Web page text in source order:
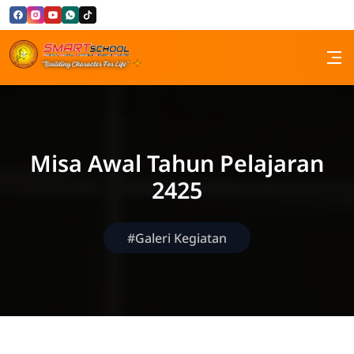
Skip to Content
SMP Santa Maria Bandung
Misa Awal Tahun Pelajaran
2425
#Galeri Kegiatan